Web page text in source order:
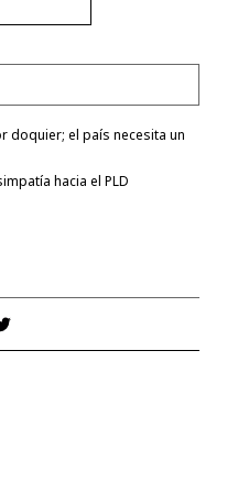
doquier; el país necesita un
hacia el PLD